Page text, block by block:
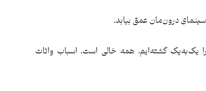
درون‌مان عمق بیابد.
یک‌به‌یک گشته‌ایم. همه خالی است. اسباب واثاث